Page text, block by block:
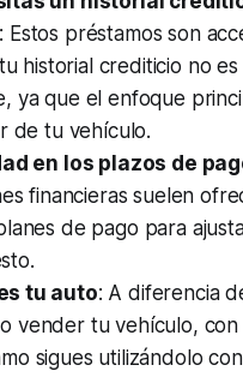
: Estos préstamos son
historial crediticio no es
ya que el enfoque
de tu vehículo.
en los plazos de
financieras suelen
de pago para
tu auto: A diferencia
vender tu vehículo,
sigues utilizándolo con